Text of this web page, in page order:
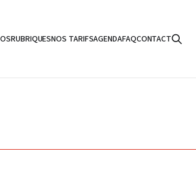
RUBRIQUESNOS TARIFSAGENDAFAQCONTACT